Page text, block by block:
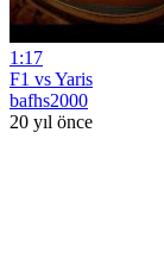
1:17
F1 vs Yaris
bafhs2000
20 yıl önce